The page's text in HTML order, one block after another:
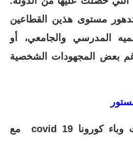
مستوى هذين القطاعين
المدرسي والجامعي، أو
بعض المجهودات الشخصية
ظهرت أولى حالات وباء كورونا covid 19 مع